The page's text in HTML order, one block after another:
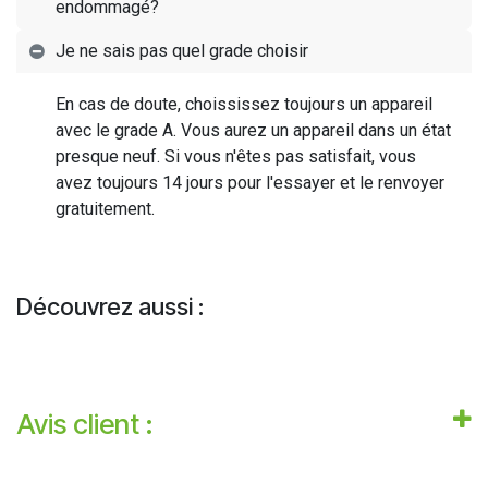
endommagé?
Je ne sais pas quel grade choisir
En cas de doute, choississez toujours un appareil
avec le grade A. Vous aurez un appareil dans un état
presque neuf. Si vous n'êtes pas satisfait, vous
avez toujours 14 jours pour l'essayer et le renvoyer
gratuitement.
Découvrez aussi :
Avis client :